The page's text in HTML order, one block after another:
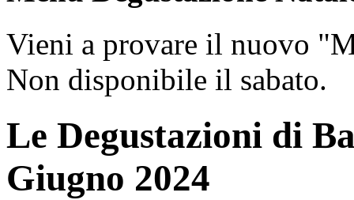
Vieni a provare il nuovo
Non disponibile il sabato.
Le Degustazioni di
Giugno 2024